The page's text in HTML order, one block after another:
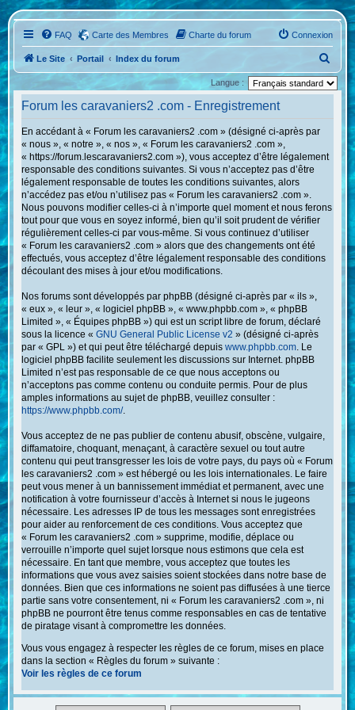
FAQ Carte des Membres Charte du forum Connexion
Le Site Portail Index du forum
e
c
e
Langue :
Forum les caravaniers2 .com - Enregistrement
En accédant à « Forum les caravaniers2 .com » (désigné ci-après par
« nous », « notre », « nos », « Forum les caravaniers2 .com »,
« https://forum.lescaravaniers2.com »), vous acceptez d’être légalement
responsable des conditions suivantes. Si vous n’acceptez pas d’être
légalement responsable de toutes les conditions suivantes, alors
n’accédez pas et/ou n’utilisez pas « Forum les caravaniers2 .com ».
Nous pouvons modifier celles-ci à n’importe quel moment et nous ferons
tout pour que vous en soyez informé, bien qu’il soit prudent de vérifier
régulièrement celles-ci par vous-même. Si vous continuez d’utiliser
« Forum les caravaniers2 .com » alors que des changements ont été
effectués, vous acceptez d’être légalement responsable des conditions
découlant des mises à jour et/ou modifications.
Nos forums sont développés par phpBB (désigné ci-après par « ils »,
« eux », « leur », « logiciel phpBB », « www.phpbb.com », « phpBB
Limited », « Équipes phpBB ») qui est un script libre de forum, déclaré
sous la licence «GNU General Public License v2 » (désigné ci-après
par « GPL ») et qui peut être téléchargé depuiswww.phpbb.com. Le
logiciel phpBB facilite seulement les discussions sur Internet. phpBB
Limited n’est pas responsable de ce que nous acceptons ou
n’acceptons pas comme contenu ou conduite permis. Pour de plus
amples informations au sujet de phpBB, veuillez consulter :
https://www.phpbb.com/.
Vous acceptez de ne pas publier de contenu abusif, obscène, vulgaire,
diffamatoire, choquant, menaçant, à caractère sexuel ou tout autre
contenu qui peut transgresser les lois de votre pays, du pays où « Forum
les caravaniers2 .com » est hébergé ou les lois internationales. Le faire
peut vous mener à un bannissement immédiat et permanent, avec une
notification à votre fournisseur d’accès à Internet si nous le jugeons
nécessaire. Les adresses IP de tous les messages sont enregistrées
pour aider au renforcement de ces conditions. Vous acceptez que
« Forum les caravaniers2 .com » supprime, modifie, déplace ou
verrouille n’importe quel sujet lorsque nous estimons que cela est
nécessaire. En tant que membre, vous acceptez que toutes les
informations que vous avez saisies soient stockées dans notre base de
données. Bien que ces informations ne soient pas diffusées à une tierce
partie sans votre consentement, ni « Forum les caravaniers2 .com », ni
phpBB ne pourront être tenus comme responsables en cas de tentative
de piratage visant à compromettre les données.
Vous vous engagez à respecter les règles de ce forum, mises en place
dans la section « Règles du forum » suivante :
Voir les règles de ce forum